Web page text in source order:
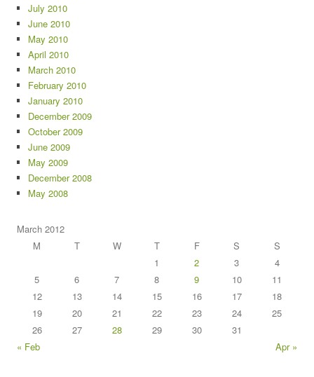
July 2010
June 2010
May 2010
April 2010
March 2010
February 2010
January 2010
December 2009
October 2009
June 2009
May 2009
December 2008
May 2008
March 2012
M
T W T F S
S
1
2 3
4
5
6 7 8 9 10
11
12
13 14 15 16 17
18
19
20 21 22 23 24
25
26
27 28 29 30
31
« Feb
Apr »